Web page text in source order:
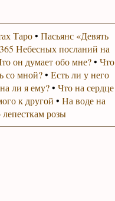
Таро• Пасьянс «Девять
365 Небесных посланий на
он думает обо мне?• Что
со мной?• Есть ли у него
ли я ему?• Что на сердце
к другой • На воде на
розы